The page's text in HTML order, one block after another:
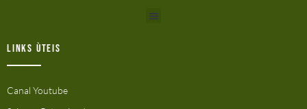
Links ùteis
Canal Youtube